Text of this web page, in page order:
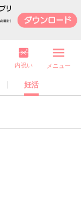
妊活
内祝い メニュー